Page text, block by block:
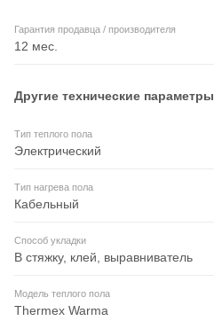
Гарантия продавца / производителя
12 мес.
Другие технические параметры
Тип теплого пола
Электрический
Тип нагрева пола
Кабельный
Способ укладки
В стяжку, клей, выравниватель
Модель теплого пола
Thermex Warma